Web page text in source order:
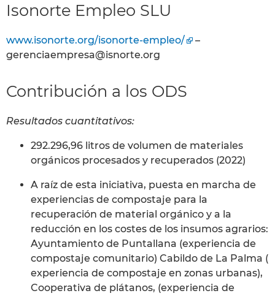
Isonorte Empleo SLU
www.isonorte.org/isonorte-empleo/
–
gerenciaempresa@isnorte.org
Contribución a los ODS
Resultados cuantitativos:
292.296,96 litros de volumen de materiales
orgánicos procesados y recuperados (2022)
A raíz de esta iniciativa, puesta en marcha de
experiencias de compostaje para la
recuperación de material orgánico y a la
reducción en los costes de los insumos agrarios:
Ayuntamiento de Puntallana (experiencia de
compostaje comunitario) Cabildo de La Palma (
experiencia de compostaje en zonas urbanas),
Cooperativa de plátanos, (experiencia de